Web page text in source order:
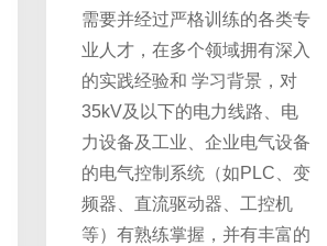
需要并经过严格训练的各类专
业人才，在多个领域拥有深入
的实践经验和 学习背景，对
35kV及以下的电力线路、电
力设备及工业、企业电气设备
的电气控制系统（如PLC、变
频器、直流驱动器、工控机
等）有熟练掌握，并有丰富的